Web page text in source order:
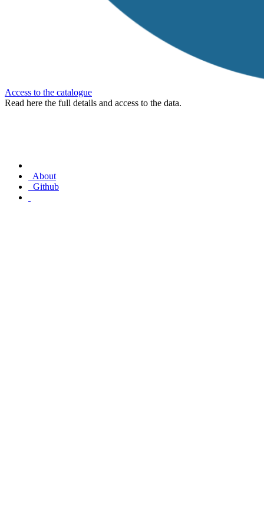
Access to the catalogue
Read here the full details and access to the data.
About
Github